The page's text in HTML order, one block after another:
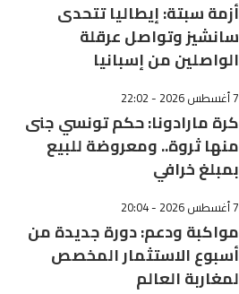
أزمة سبتة: إيطاليا تتحدى
سانشيز وتواصل عرقلة
الواصلين من إسبانيا
7 أغسطس 2026 - 22:02
كرة مارادونا: حكم تونسي جنى
منها ثروة.. ومعروضة للبيع
بمبلغ خرافي
7 أغسطس 2026 - 20:04
مواكبة ودعم: دورة جديدة من
أسبوع الاستثمار المخصص
لمغاربة العالم